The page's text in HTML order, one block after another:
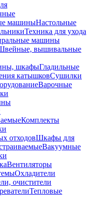
машиныНастольные
Техника для ухода
машины
вышивальные
шкафыГладильные
катышковСушилки
Варочные
Комплекты
отходовШкафы для
Вакуумные
Вентиляторы
Охладители
очистители
Тепловые